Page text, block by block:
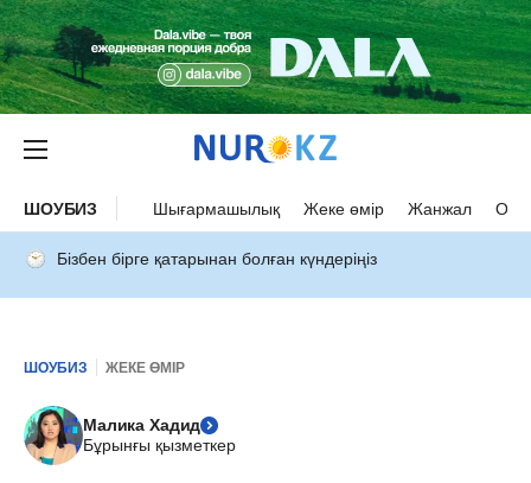
ШОУБИЗ Шығармашылық Жеке өмір Жанжал
Бізбен бірге қатарынан болған күндеріңіз
ШОУБИЗ ЖЕКЕ ӨМІР
Малика Хадид
Бұрынғы қызметкер